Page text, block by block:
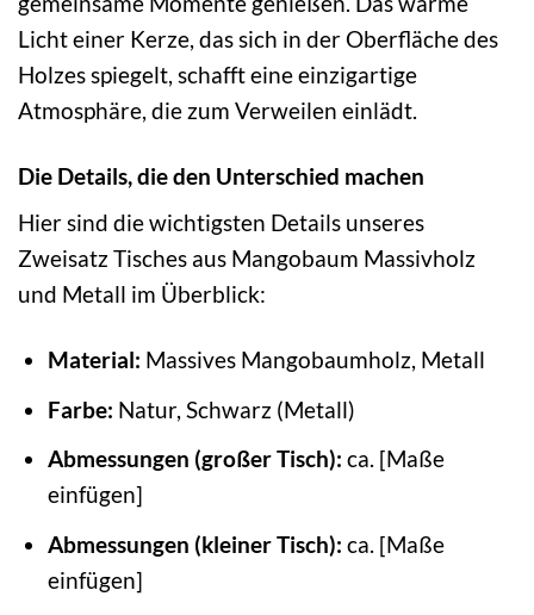
Licht einer Kerze, das sich in der Oberfläche des
Holzes spiegelt, schafft eine einzigartige
Atmosphäre, die zum Verweilen einlädt.
Die Details, die den Unterschied machen
Hier sind die wichtigsten Details unseres
Zweisatz Tisches aus Mangobaum Massivholz
und Metall im Überblick:
Material: Massives Mangobaumholz, Metall
Farbe: Natur, Schwarz (Metall)
Abmessungen (großer Tisch): ca. [Maße
einfügen]
Abmessungen (kleiner Tisch): ca. [Maße
einfügen]